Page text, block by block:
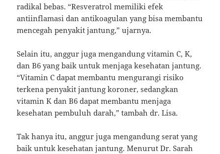
radikal bebas. “Resveratrol memiliki efek
antiinflamasi dan antikoagulan yang bisa membantu
mencegah penyakit jantung,” ujarnya.
Selain itu, anggur juga mengandung vitamin C, K,
dan B6 yang baik untuk menjaga kesehatan jantung.
“Vitamin C dapat membantu mengurangi risiko
terkena penyakit jantung koroner, sedangkan
vitamin K dan B6 dapat membantu menjaga
kesehatan pembuluh darah,” tambah dr. Lisa.
Tak hanya itu, anggur juga mengandung serat yang
baik untuk kesehatan jantung. Menurut Dr. Sarah